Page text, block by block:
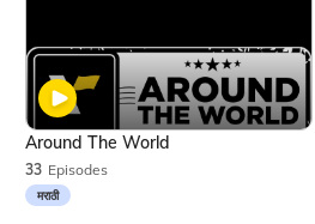
33 Episodes
मराठी
Around The World